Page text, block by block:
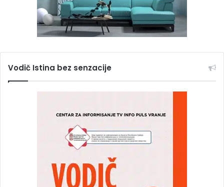
Vodič Istina bez senzacije